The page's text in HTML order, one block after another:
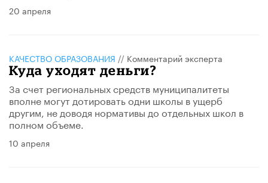
20 апреля
КАЧЕСТВО ОБРАЗОВАНИЯ // Комментарий эксперта
Куда уходят деньги?
За счет региональных средств муниципалитеты
вполне могут дотировать одни школы в ущерб
другим, не доводя нормативы до отдельных школ в
полном объеме.
10 апреля